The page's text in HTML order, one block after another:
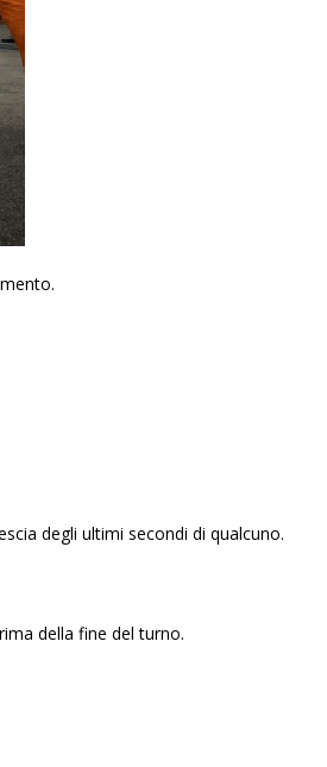
degli ultimi secondi di qualcuno.
della fine del turno.